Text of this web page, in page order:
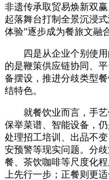
非遗传承取贸易焕新双赢
起落舞台打制全景沉浸
体验”逐步成为餐旅文融
四是从企业个别使用
的是鞭策供应链协同、
备摆设，推进分歧类型
结特色。
就餐饮业而言，手艺
保举菜谱、智能设备，
处理招工培训、出品不
安预警等现实问题。分
餐、茶饮咖啡等尺度化
上先行一步；正餐则更